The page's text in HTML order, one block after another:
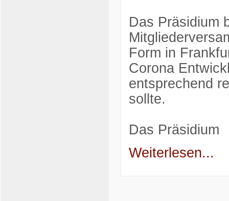
Das Präsidium
Form in
Corona
entsprechend
sollte.
Das Präsidium
Weiterlesen...